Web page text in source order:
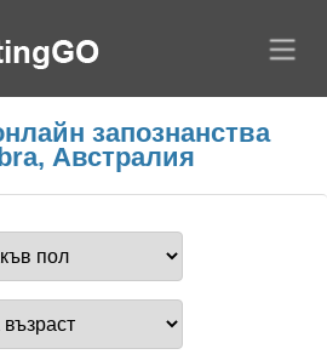
запознанства
Австралия